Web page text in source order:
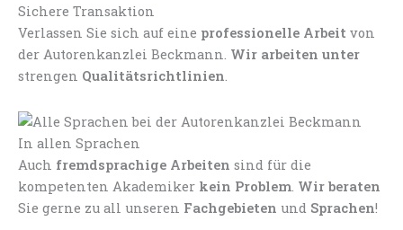
Sichere Transaktion
Verlassen Sie sich auf eine professionelle Arbeit von
der Autorenkanzlei Beckmann. Wir arbeiten unter
strengen Qualitätsrichtlinien.
In allen Sprachen
Auch fremdsprachige Arbeiten sind für die
kompetenten Akademiker kein Problem. Wir beraten
Sie gerne zu all unseren Fachgebieten und Sprachen!